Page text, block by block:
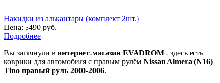
Накидки из алькантары (комплект 2шт.)
Цена: 3490 руб.
Подробнее
Вы заглянули в интернет-магазин EVADROM - здесь есть
коврики для автомобиля с правым рулём Nissan Almera (N16)
Tino правый руль 2000-2006.